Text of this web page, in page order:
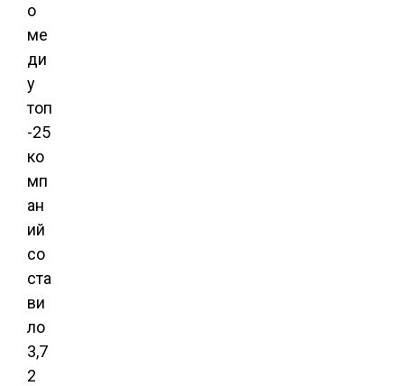
о
ме
ди
у
топ
-25
ко
мп
ан
ий
со
ста
ви
ло
3,7
2